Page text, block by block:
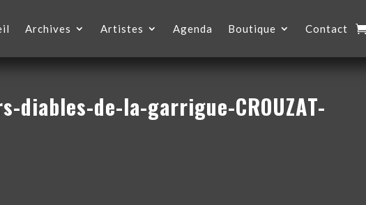
Archives Artistes Agenda Boutique Contact
diables-de-la-garrigue-CROUZAT-